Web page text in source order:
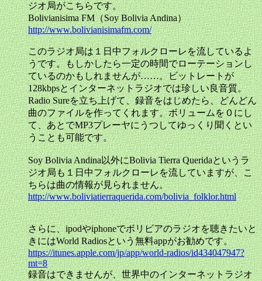
ジオ局がこちらです。
Bolivianisima FM（Soy Bolivia Andina）
http://www.bolivianisimafm.com/
このラジオ局は１日中フォルクローレを流しているよ
うです。もしかしたら一定の時間でローテーションし
ているのかもしれませんが……。ビットレートが
128kbpsとインターネットラジオでは珍しい良音質。
Radio Sureを立ち上げて、録音をはじめたら、どんどん
曲のファイルを作ってくれます。ボリュームを０にし
て、あとでMP3プレーヤにうつしてゆっくり聞くとい
うことも可能です。
Soy Bolivia Andina以外にBolivia Tierra Queridaというラ
ジオ局も１日中フォルクローレを流していますが、こ
ちらは曲の情報が見られません。
http://www.boliviatierraquerida.com/bolivia_folklor.html
さらに、ipodやiphoneでボリビアのラジオを聴きたいと
きにはWorld Radiosという無料appがお勧めです。
https://itunes.apple.com/jp/app/world-radios/id434047947?
mt=8
録音はできませんが、世界中のインターネットラジオ